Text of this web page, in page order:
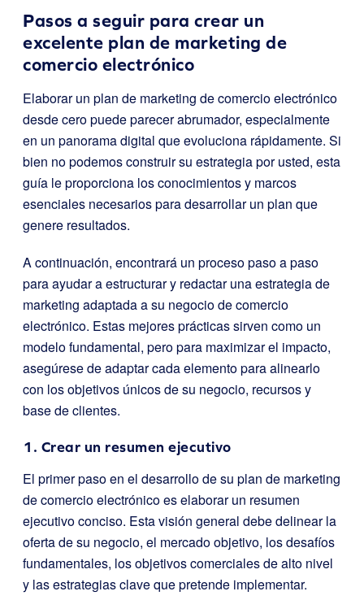
Pasos a seguir para crear un
excelente plan de marketing de
comercio electrónico
Elaborar un plan de marketing de comercio electrónico
desde cero puede parecer abrumador, especialmente
en un panorama digital que evoluciona rápidamente. Si
bien no podemos construir su estrategia por usted, esta
guía le proporciona los conocimientos y marcos
esenciales necesarios para desarrollar un plan que
genere resultados.
A continuación, encontrará un proceso paso a paso
para ayudar a estructurar y redactar una estrategia de
marketing adaptada a su negocio de comercio
electrónico. Estas mejores prácticas sirven como un
modelo fundamental, pero para maximizar el impacto,
asegúrese de adaptar cada elemento para alinearlo
con los objetivos únicos de su negocio, recursos y
base de clientes.
1. Crear un resumen ejecutivo
El primer paso en el desarrollo de su plan de marketing
de comercio electrónico es elaborar un resumen
ejecutivo conciso. Esta visión general debe delinear la
oferta de su negocio, el mercado objetivo, los desafíos
fundamentales, los objetivos comerciales de alto nivel
y las estrategias clave que pretende implementar.